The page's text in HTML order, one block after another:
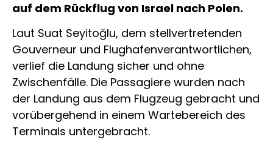
auf dem Rückflug von Israel nach Polen.
Laut Suat Seyitoğlu, dem stellvertretenden
Gouverneur und Flughafenverantwortlichen,
verlief die Landung sicher und ohne
Zwischenfälle. Die Passagiere wurden nach
der Landung aus dem Flugzeug gebracht und
vorübergehend in einem Wartebereich des
Terminals untergebracht.